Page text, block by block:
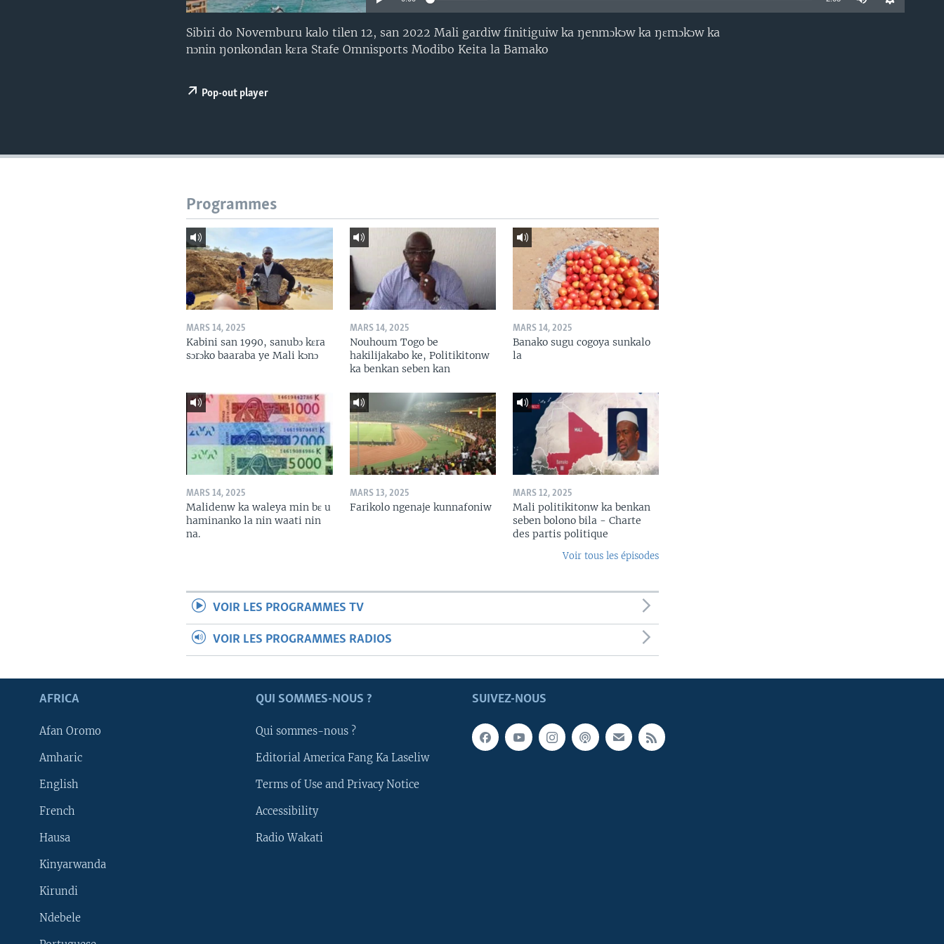
Sibiri do Novemburu kalo tilen 12, san 2022 Mali gardiw finitiguiw ka ŋenmɔkɔw ka ŋɛmɔkɔw ka
nɔnin ŋonkondan kɛra Stafe Omnisports Modibo Keita la Bamako
Pop-out player
Programmes
MARS 14, 2025
Kabini san 1990, sanubɔ kɛra
sɔrɔko baaraba ye Mali kɔnɔ
MARS 14, 2025
Nouhoum Togo be
hakilijakabo ke, Politikitonw
ka benkan seben kan
MARS 14, 2025
Banako sugu cogoya sunkalo
la
MARS 14, 2025
Malidenw ka waleya min bɛ u
haminanko la nin waati nin
na.
MARS 13, 2025
Farikolo ngenaje kunnafoniw
MARS 12, 2025
Mali politikitonw ka benkan
seben bolono bila - Charte
des partis politique
Voir tous les épisodes
VOIR LES PROGRAMMES TV
VOIR LES PROGRAMMES RADIOS
SUIVEZ-NOUS
AFRICA
Afan Oromo
Amharic
English
French
Hausa
Kinyarwanda
Kirundi
Ndebele
QUI SOMMES-NOUS ?
Qui sommes-nous ?
Editorial America Fang Ka Laseliw
Terms of Use and Privacy Notice
Accessibility
Radio Wakati